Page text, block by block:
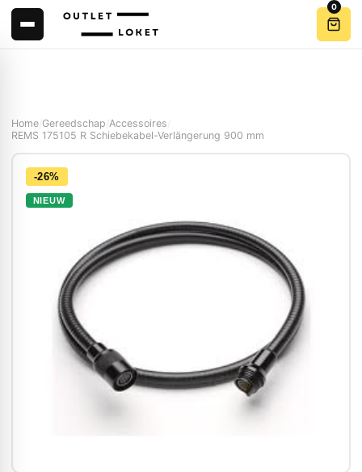
0
Home Gereedschap Accessoires
REMS 175105 R Schiebekabel-Verlängerung 900 mm
-26%
NIEUW